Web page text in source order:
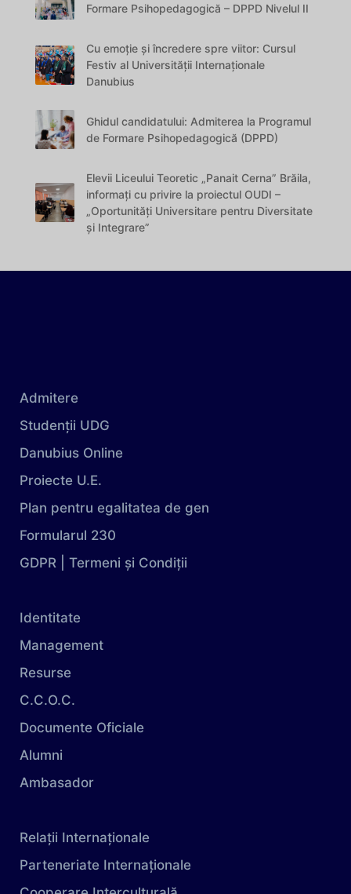
Formare Psihopedagogică – DPPD Nivelul II
Cu emoție și încredere spre viitor: Cursul
Festiv al Universității Internaționale
Danubius
Ghidul candidatului: Admiterea la Programul
de Formare Psihopedagogică (DPPD)
Elevii Liceului Teoretic „Panait Cerna” Brăila,
informați cu privire la proiectul OUDI –
„Oportunități Universitare pentru Diversitate
și Integrare”
Admitere
Studenții UDG
Danubius Online
Proiecte U.E.
Plan pentru egalitatea de gen
Formularul 230
GDPR | Termeni și Condiții
Identitate
Management
Resurse
C.C.O.C.
Documente Oficiale
Alumni
Ambasador
Relații Internaționale
Parteneriate Internaționale